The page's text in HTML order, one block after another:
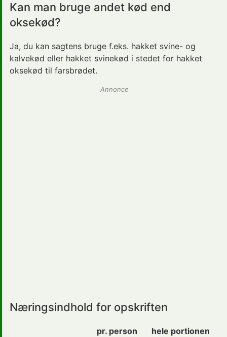
Kan man bruge andet kød end
oksekød?
Ja, du kan sagtens bruge f.eks. hakket svine- og
kalvekød eller hakket svinekød i stedet for hakket
oksekød til farsbrødet.
Annonce
Næringsindhold for opskriften
pr. person hele portionen